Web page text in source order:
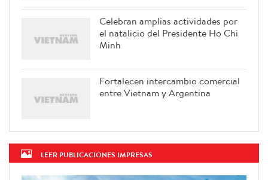
Celebran amplias actividades por
el natalicio del Presidente Ho Chi
Minh
Fortalecen intercambio comercial
entre Vietnam y Argentina
LEER PUBLICACIONES IMPRESAS